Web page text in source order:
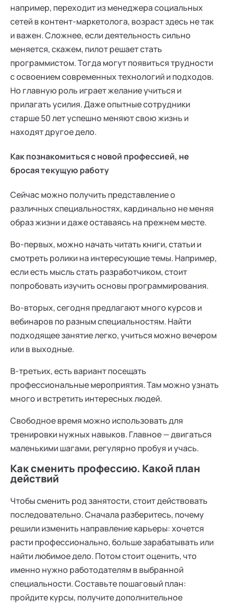
например, переходит из менеджера социальных
сетей в контент-маркетолога, возраст здесь не так
и важен. Сложнее, если деятельность сильно
меняется, скажем, пилот решает стать
программистом. Тогда могут появиться трудности
с освоением современных технологий и подходов.
Но главную роль играет желание учиться и
прилагать усилия. Даже опытные сотрудники
старше 50 лет успешно меняют свою жизнь и
находят другое дело.
Как познакомиться с новой профессией, не
бросая текущую работу
Сейчас можно получить представление о
различных специальностях, кардинально не меняя
образ жизни и даже оставаясь на прежнем месте.
Во-первых, можно начать читать книги, статьи и
смотреть ролики на интересующие темы. Например,
если есть мысль стать разработчиком, стоит
попробовать изучить основы программирования.
Во-вторых, сегодня предлагают много курсов и
вебинаров по разным специальностям. Найти
подходящее занятие легко, учиться можно вечером
или в выходные.
В-третьих, есть вариант посещать
профессиональные мероприятия. Там можно узнать
много и встретить интересных людей.
Свободное время можно использовать для
тренировки нужных навыков. Главное — двигаться
маленькими шагами, регулярно пробуя и учась.
Как сменить профессию. Какой план
действий
Чтобы сменить род занятости, стоит действовать
последовательно. Сначала разберитесь, почему
решили изменить направление карьеры: хочется
расти профессионально, больше зарабатывать или
найти любимое дело. Потом стоит оценить, что
именно нужно работодателям в выбранной
специальности. Составьте пошаговый план:
пройдите курсы, получите дополнительное